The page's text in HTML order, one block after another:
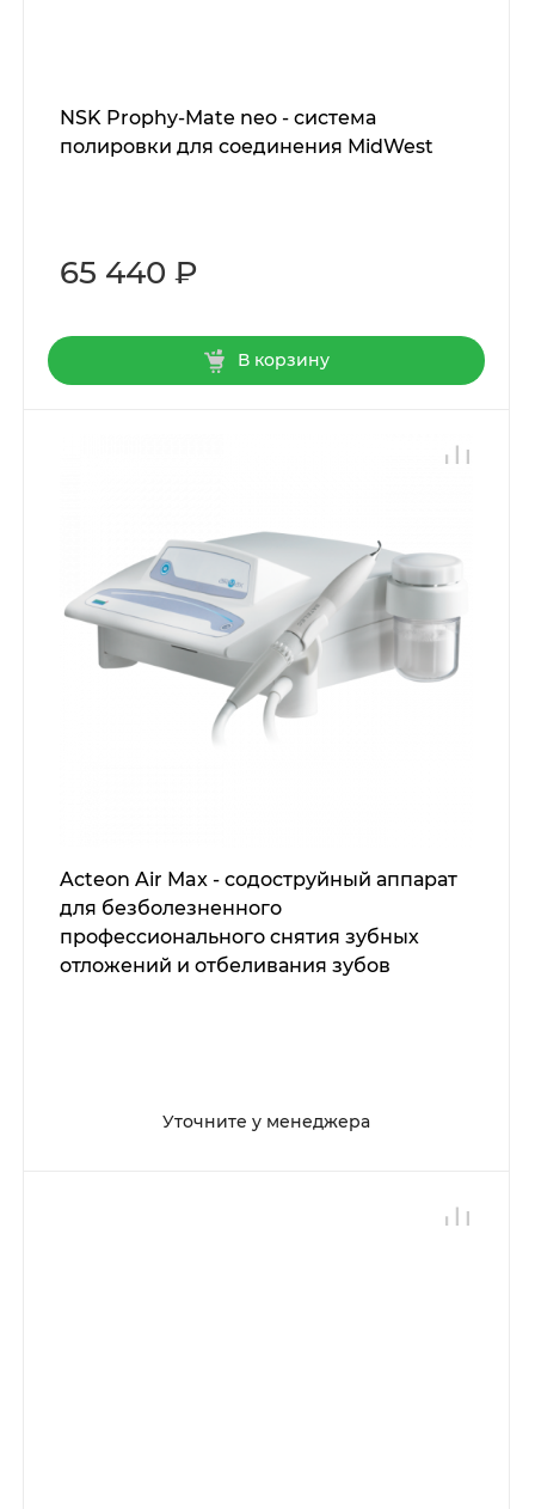
NSK Prophy-Mate neo - система
полировки для соединения MidWest
65 440 ₽
В корзину
Acteon Air Max - содоструйный аппарат
для безболезненного
профессионального снятия зубных
отложений и отбеливания зубов
Уточните у менеджера